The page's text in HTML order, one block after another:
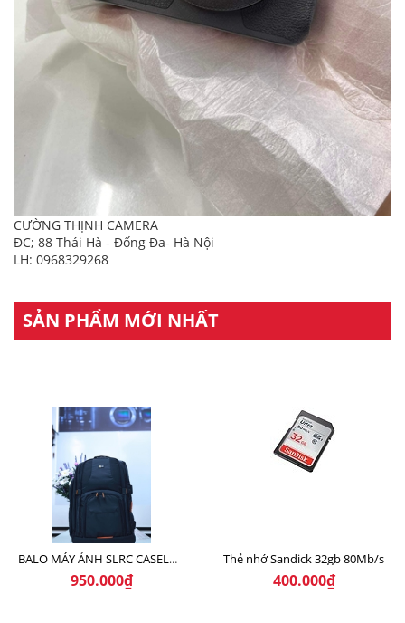
CƯỜNG THỊNH CAMERA
ĐC; 88 Thái Hà - Đống Đa- Hà Nội
LH: 0968329268
SẢN PHẨM MỚI NHẤT
BALO MÁY ẢNH SLRC CASELOGIC 206 BLACK
950.000₫
Thẻ nhớ Sandick 32gb 80Mb/s
400.000₫